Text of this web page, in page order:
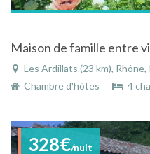
Les Ardillats (23 km), Rhône,
Chambre d'hôtes
4
328€/nuit